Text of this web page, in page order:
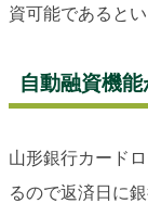
資可能であると
自動融資機
山形銀行カード
るので返済日に